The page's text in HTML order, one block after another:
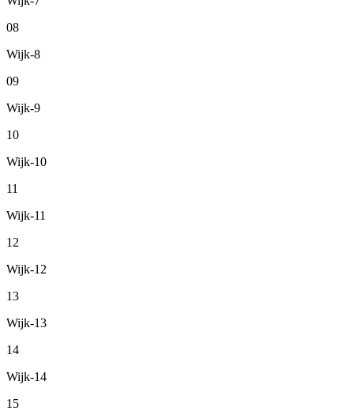
08
Wijk-8
09
Wijk-9
10
Wijk-10
11
Wijk-11
12
Wijk-12
13
Wijk-13
14
Wijk-14
15